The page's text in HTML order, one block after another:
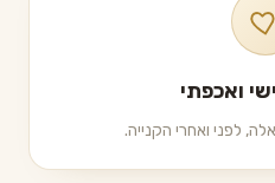
ואכפתי
לפני ואחרי הקנייה.